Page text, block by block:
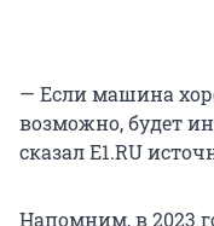
— Если машина
возможно, будет
сказал E1.RU
Напомним, в 2023